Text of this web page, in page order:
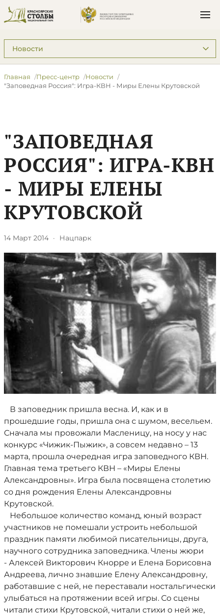
Подразделы: Пресс-центр
Главная Пресс-центр
Новости
"Заповедная Россия": Игра-КВН - Миры Елены Крутовской
"ЗАПОВЕДНАЯ
РОССИЯ": ИГРА-КВН
- МИРЫ ЕЛЕНЫ
КРУТОВСКОЙ
14 Март 2014 · Нацпарк
В заповедник пришла весна. И, как и в
прошедшие годы, пришла она с шумом, весельем.
Сначала мы провожали Масленицу, на носу у нас
конкурс «Чижик-Пыжик», а совсем недавно – 13
марта, прошла очередная игра заповедного КВН.
Главная тема третьего КВН – «Миры Елены
Александровны». Игра была посвящена столетию
со дня рождения Елены Александровны
Крутовской.
Небольшое количество команд, юный возраст
участников не помешали устроить небольшой
праздник памяти любимой писательницы, друга,
научного сотрудника заповедника. Члены жюри
- Алексей Викторович Кнорре и Елена Борисовна
Андреева, лично знавшие Елену Александровну,
работавшие с ней, не переставали ностальгически
улыбаться на протяжении всей игры. Со сцены
читали стихи Крутовской, читали стихи о ней же,